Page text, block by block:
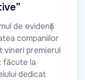
de evidență
companiilor
vineri premierul
făcute la
dedicat